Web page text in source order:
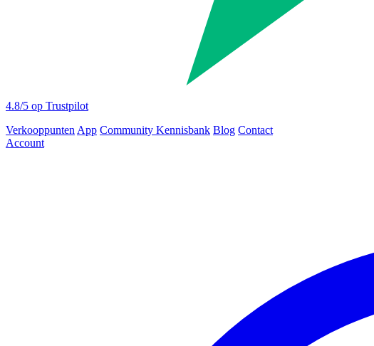
4.8/5 op Trustpilot
VerkooppuntenApp Community Kennisbank Blog Contact
Account